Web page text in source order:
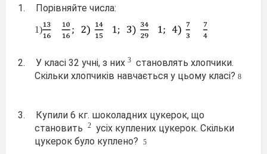
1. Порівняйте числа:
1)
2. У класі 32 учні, з них 3 становлять хлопчики.
Скільки хлопчиків навчається у цьому класі?8
3.
Купили 6 кг. шоколадних цукерок, що
становить2 усіх куплених цукерок. Скільки
цукерок було куплено?5